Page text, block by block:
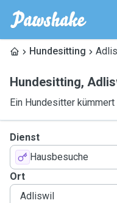
Hundesitting
Hundesitting,
Ein Hundesitter
Dienst
Hausbesuche
Ort